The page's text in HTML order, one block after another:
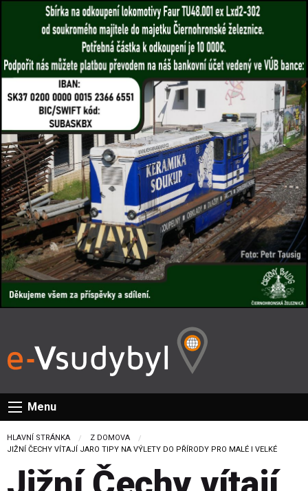
Menu
HLAVNÍ STRÁNKA
Z DOMOVA
CURRENT:
JIŽNÍ ČECHY VÍTAJÍ JARO TIPY NA VÝLETY DO PŘÍRODY PRO MALÉ I VELKÉ